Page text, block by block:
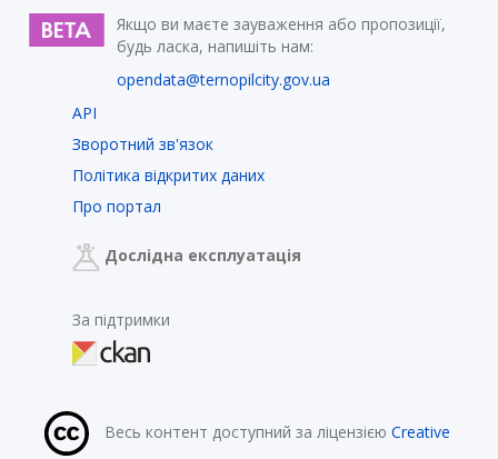
Якщо ви маєте зауваження або пропозиції,
будь ласка, напишіть нам:
opendata@ternopilcity.gov.ua
API
Зворотний зв'язок
Політика відкритих даних
Про портал
Дослідна експлуатація
За підтримки
Весь контент доступний за ліцензією Creative